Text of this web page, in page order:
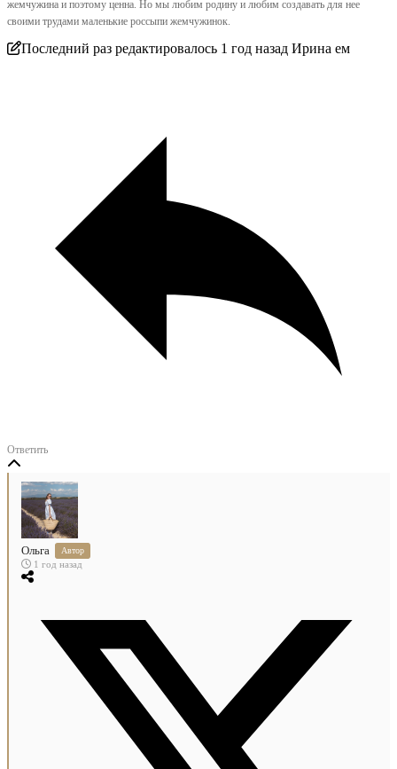
жемчужина и поэтому ценна. Но мы любим родину и любим создавать для нее
своими трудами маленькие россыпи жемчужинок.
Последний раз редактировалось 1 год назад Ирина ем
Ответить
Ольга
1 год назад